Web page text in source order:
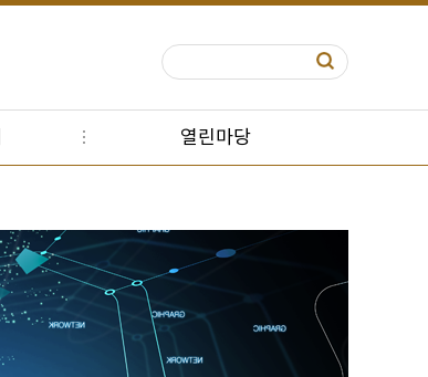
열린마당